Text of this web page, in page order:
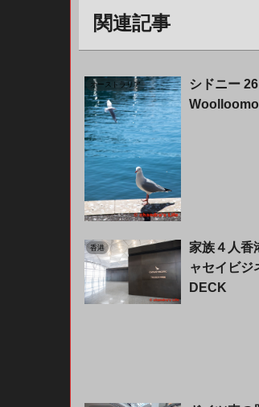
関連記事
オーストラリア
シドニー
香港
家族４人香
ャセイビジ
DECK